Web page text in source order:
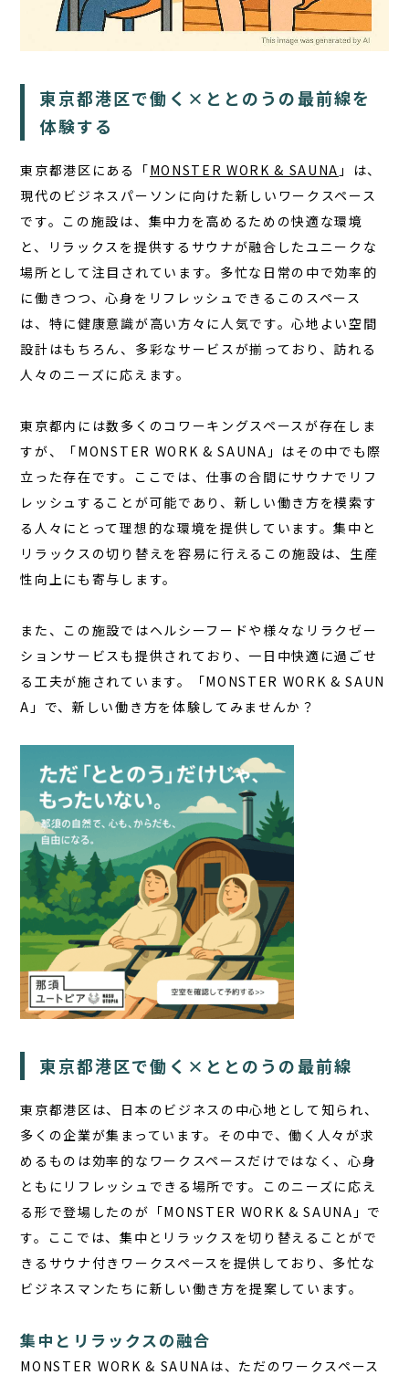
食事
１日の過ごし方
コラム
お知らせ
お問い合わせ
JA
EN
0287-73-5333
宿泊予約 サウナ予約
東京都港区で働く×ととのうの最前線を
体験する
東京都港区にある「MONSTER WORK & SAUNA 」は、
現代のビジネスパーソンに向けた新しいワークスペース
です。この施設は、集中力を高めるための快適な環境
と、リラックスを提供するサウナが融合したユニークな
場所として注目されています。多忙な日常の中で効率的
に働きつつ、心身をリフレッシュできるこのスペース
は、特に健康意識が高い方々に人気です。心地よい空間
設計 はもちろん、多彩なサービスが揃っており、訪れる
人々のニーズに応えます。
東京都内には数多くのコワーキングスペースが存在しま
すが、「MONSTER WORK & SAUNA」はその中でも際
立った存在です。ここでは、仕事の合間にサウナでリフ
レッシュすることが可能であり、新しい働き方を模索す
る人々にとって理想的な環境を提供しています。集中と
リラックスの切り替えを容易に行えるこの施設は、生産
性向上にも寄与します。
また、この施設ではヘルシーフードや様々なリラクゼー
ションサービスも提供されており、一日中快適に過ごせ
る工夫が施されています。「MONSTER WORK & SAUN
A」で、新しい働き方を体験してみませんか？
東京都港区で働く×ととのうの最前線
東京都港区は、日本のビジネスの中心地として知られ、
多くの企業が集まっています。その中で、働く人々が求
めるものは効率的なワークスペースだけではなく、心身
ともにリフレッシュできる場所です。このニーズに応え
る形で登場したのが「MONSTER WORK & SAUNA」で
す。ここでは、集中とリラックスを切り替えることがで
きるサウナ付きワークスペースを提供しており、多忙な
ビジネスマンたちに新しい働き方を提案しています。
集中とリラックスの融合
MONSTER WORK & SAUNA は、ただのワークスペース